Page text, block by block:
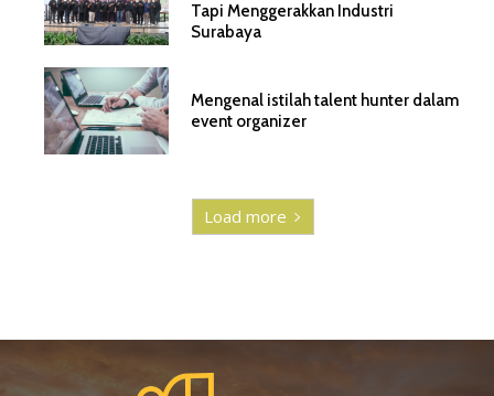
Tapi Menggerakkan Industri
Surabaya
Mengenal istilah talent hunter dalam
event organizer
Load more